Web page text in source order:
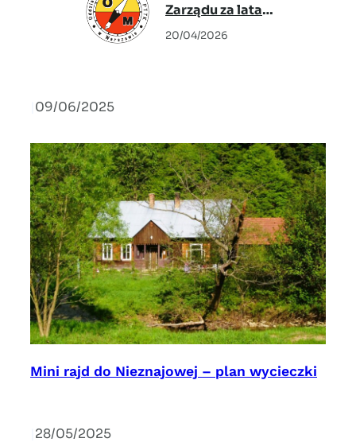
Zarządu za lata
2024-2026
20/04/2026
09/06/2025
Mini rajd do Nieznajowej – plan wycieczki
28/05/2025